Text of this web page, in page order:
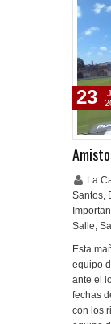
La
Santos,
Salle,
Esta
equipo
ante el
fechas
con los
23